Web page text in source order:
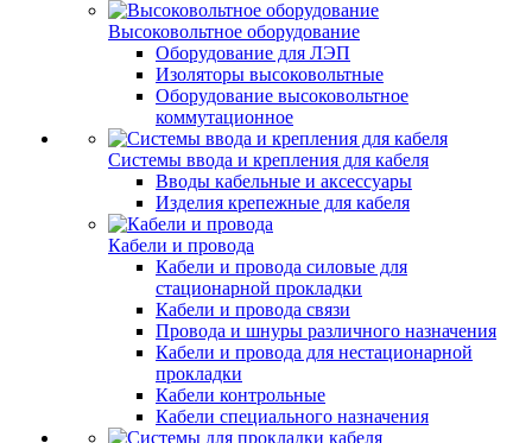
Высоковольтное оборудование
Оборудование для ЛЭП
Изоляторы высоковольтные
Оборудование высоковольтное
коммутационное
Системы ввода и крепления для кабеля
Вводы кабельные и аксессуары
Изделия крепежные для кабеля
Кабели и провода
Кабели и провода силовые для
стационарной прокладки
Кабели и провода связи
Провода и шнуры различного назначения
Кабели и провода для нестационарной
прокладки
Кабели контрольные
Кабели специального назначения